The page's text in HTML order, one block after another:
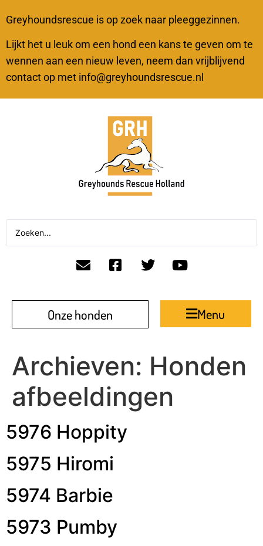
Greyhoundsrescue is op zoek naar pleeggezinnen.
Lijkt het u leuk om een hond een kans te geven om te
wennen aan een nieuw leven, neem dan vrijblijvend
contact op met info@greyhoundsrescue.nl
Onze honden Menu
Archieven: Honden
afbeeldingen
5976 Hoppity
5975 Hiromi
5974 Barbie
5973 Pumby